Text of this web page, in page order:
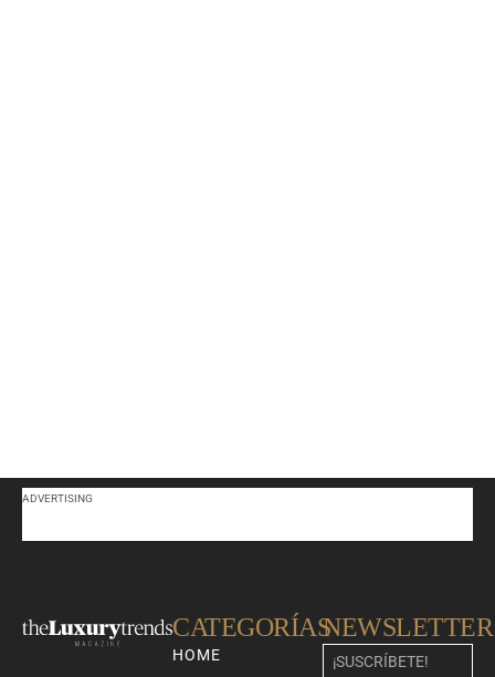
ADVERTISING
CATEGORÍAS
HOME
NEWSLETTER